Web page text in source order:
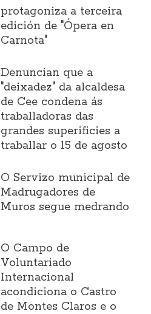
protagoniza a terceira
edición de "Ópera en
Carnota"
Denuncian que a
"deixadez" da alcaldesa
de Cee condena ás
traballadoras das
grandes superificies a
traballar o 15 de agosto
O Servizo municipal de
Madrugadores de
Muros segue medrando
O Campo de
Voluntariado
Internacional
acondiciona o Castro
de Montes Claros e o